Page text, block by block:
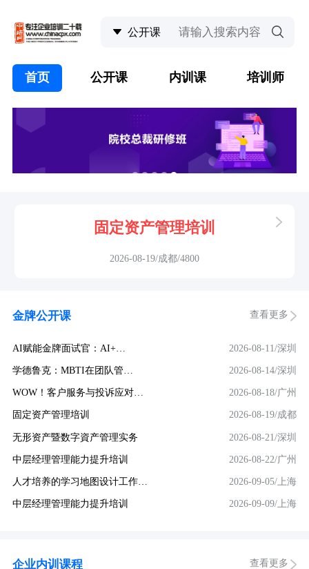
首页 公开课 内训课 培训师
固定资产管理培训
2026-08-19/成都/4800
金牌公开课 查看更多
AI赋能金牌面试官：AI+… 2026-08-11/深圳
学德鲁克：MBTI在团队管… 2026-08-14/深圳
WOW！客户服务与投诉应对… 2026-08-18/广州
固定资产管理培训 2026-08-19/成都
无形资产暨数字資产管理实务 2026-08-21/深圳
中层经理管理能力提升培训 2026-08-22/广州
人才培养的学习地图设计工作… 2026-09-05/上海
中层经理管理能力提升培训 2026-09-09/上海
企业内训课程 查看更多